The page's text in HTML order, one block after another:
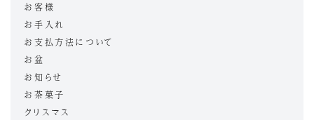
お客様
お手入れ
お支払方法について
お盆
お知らせ
お茶菓子
クリスマス